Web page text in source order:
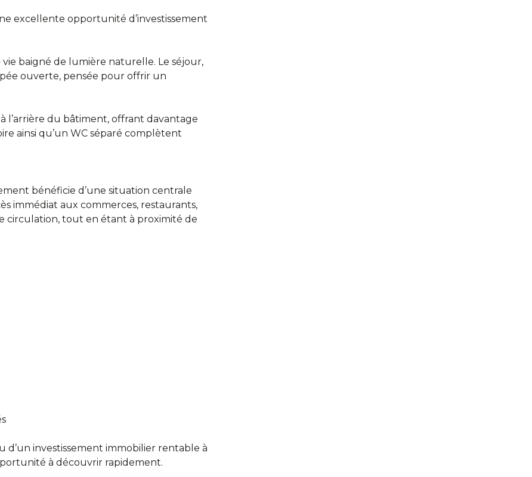
excellente opportunité d’investissement
baigné de lumière naturelle. Le séjour,
ouverte, pensée pour offrir un
l’arrière du bâtiment, offrant davantage
ainsi qu’un WC séparé complètent
bénéficie d’une situation centrale
immédiat aux commerces, restaurants,
circulation, tout en étant à proximité de
d’un investissement immobilier rentable à
à découvrir rapidement.